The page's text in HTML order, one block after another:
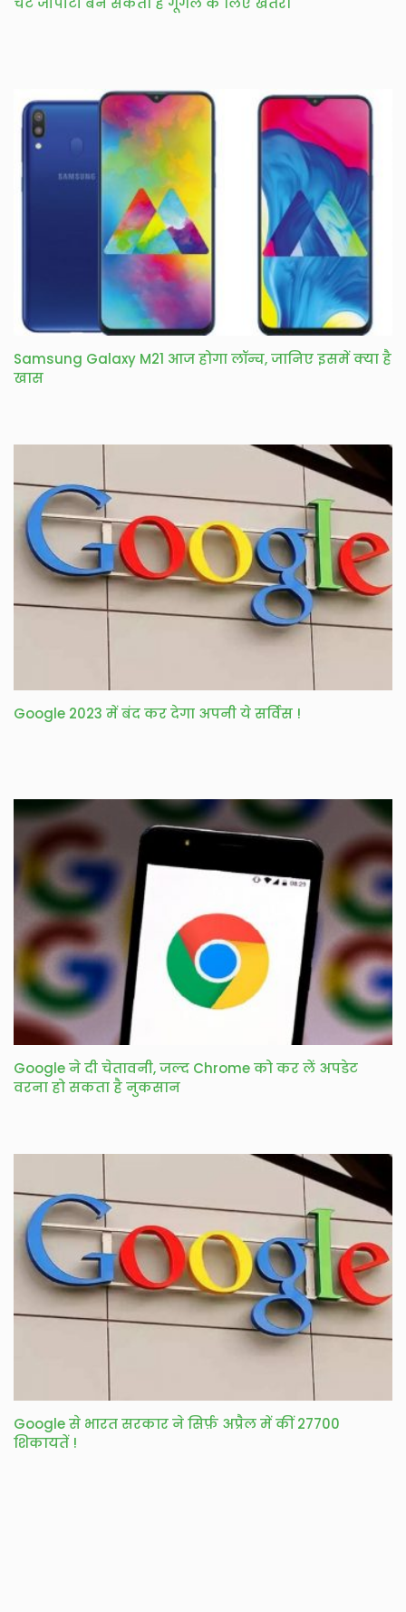
Samsung Galaxy M21 आज होगा लॉन्च, जानिए इसमें क्या है
खास
Google 2023 में बंद कर देगा अपनी ये सर्विस !
Google ने दी चेतावनी, जल्द Chrome को कर लें अपडेट
वरना हो सकता है नुकसान
Google से भारत सरकार ने सिर्फ़ अप्रैल में कीं 27700
शिकायतें !